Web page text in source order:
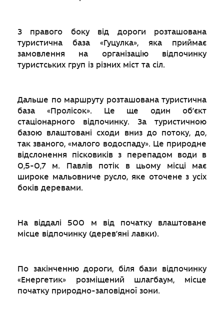
З правого боку від дороги розташована
туристична база «Гуцулка», яка приймає
замовлення на організацію відпочинку
туристських груп із різних міст та сіл.
Дальше по маршруту розташована туристична
база «Пролісок». Це ще один об’єкт
стаціонарного відпочинку. За туристичною
базою влаштовані сходи вниз до потоку, до,
так званого, «малого водоспаду». Це природне
відслонення пісковиків з перепадом води в
0,5-0,7 м. Павлів потік в цьому місці має
широке мальовниче русло, яке оточене з усіх
боків деревами.
На віддалі 500 м від початку влаштоване
місце відпочинку (дерев’яні лавки).
По закінченню дороги, біля бази відпочинку
«Енергетик» розміщений шлагбаум, місце
початку природно-заповідної зони.